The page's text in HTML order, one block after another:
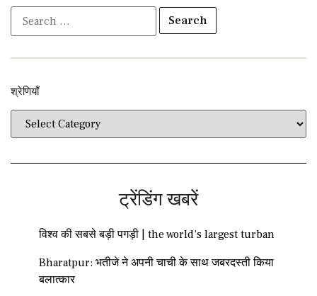
श्रेणियाँ​​
ट्रेंडिंग खबरें
विश्व की सबसे बड़ी पगड़ी | the world’s largest turban
Bharatpur: भतीजे ने अपनी चाची के साथ जबरदस्ती किया
बलात्कार